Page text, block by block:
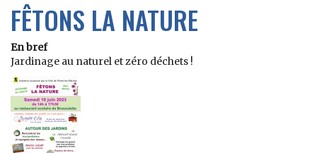
FÊTONS LA NATURE
En bref
Jardinage au naturel et zéro déchets !